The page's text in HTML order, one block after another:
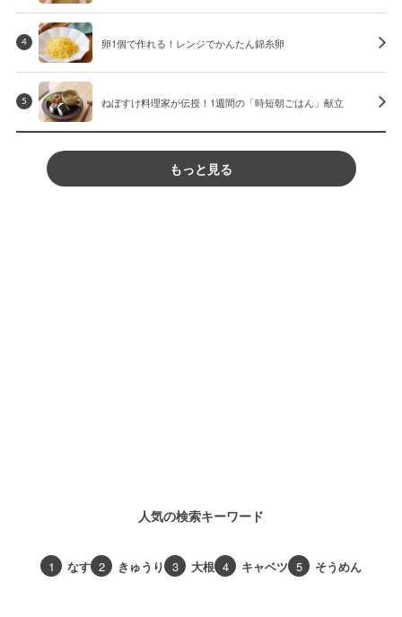
4 卵1個で作れる！レンジでかんたん錦糸卵
5 ねぼすけ料理家が伝授！1週間の「時短朝ごはん」献立
もっと見る
人気の検索キーワード
1 なす 2 きゅうり 3 大根 4 キャベツ 5 そうめん